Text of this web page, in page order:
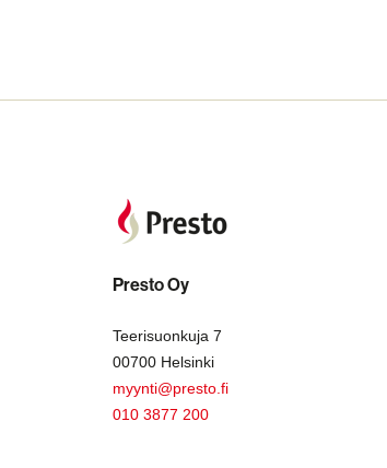
Presto Oy
Teerisuonkuja 7
00700 Helsinki
myynti@presto.fi
010 3877 200